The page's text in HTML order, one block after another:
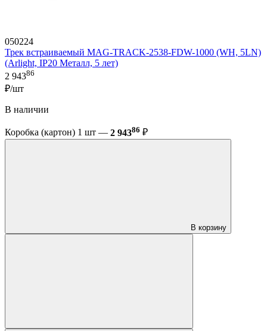
050224
Трек встраиваемый MAG-TRACK-2538-FDW-1000 (WH, 5LN)
(Arlight, IP20 Металл, 5 лет)
2 94386
₽/шт
В наличии
Коробка (картон) 1 шт — 2 94386 ₽
В корзину